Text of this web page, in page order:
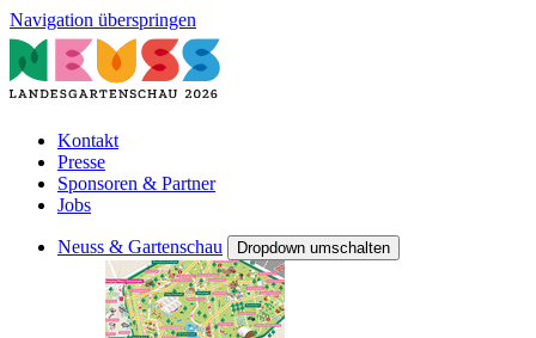
Navigation überspringen
Kontakt
Presse
Sponsoren & Partner
Jobs
Neuss & Gartenschau Dropdown umschalten